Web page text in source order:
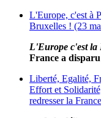
L'Europe, c'est à
Bruxelles ! (23
L'Europe c'est
France a disparu
Liberté, Egalité,
Effort et
redresser la